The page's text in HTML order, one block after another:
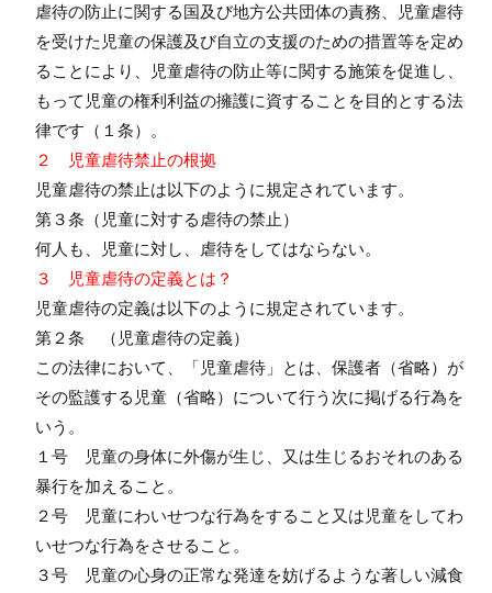
虐待の防止に関する国及び地方公共団体の責務、児童虐待
を受けた児童の保護及び自立の支援のための措置等を定め
ることにより、児童虐待の防止等に関する施策を促進し、
もって児童の権利利益の擁護に資することを目的とする法
律です（１条）。
２ 児童虐待禁止の根拠
児童虐待の禁止は以下のように規定されています。
第３条（児童に対する虐待の禁止）
何人も、児童に対し、虐待をしてはならない。
３ 児童虐待の定義とは？
児童虐待の定義は以下のように規定されています。
第２条 （児童虐待の定義）
この法律において、「児童虐待」とは、保護者（省略）が
その監護する児童（省略）について行う次に掲げる行為を
いう。
１号 児童の身体に外傷が生じ、又は生じるおそれのある
暴行を加えること。
２号 児童にわいせつな行為をすること又は児童をしてわ
いせつな行為をさせること。
３号 児童の心身の正常な発達を妨げるような著しい減食